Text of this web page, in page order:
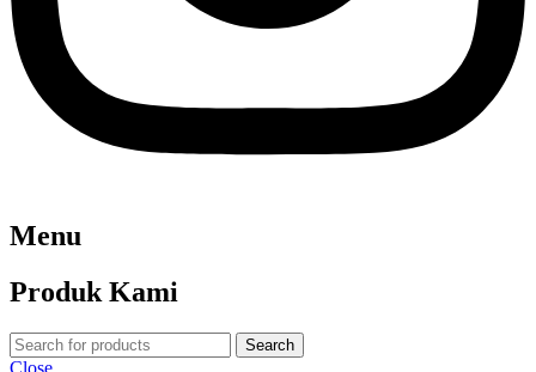
Menu
Produk Kami
Search